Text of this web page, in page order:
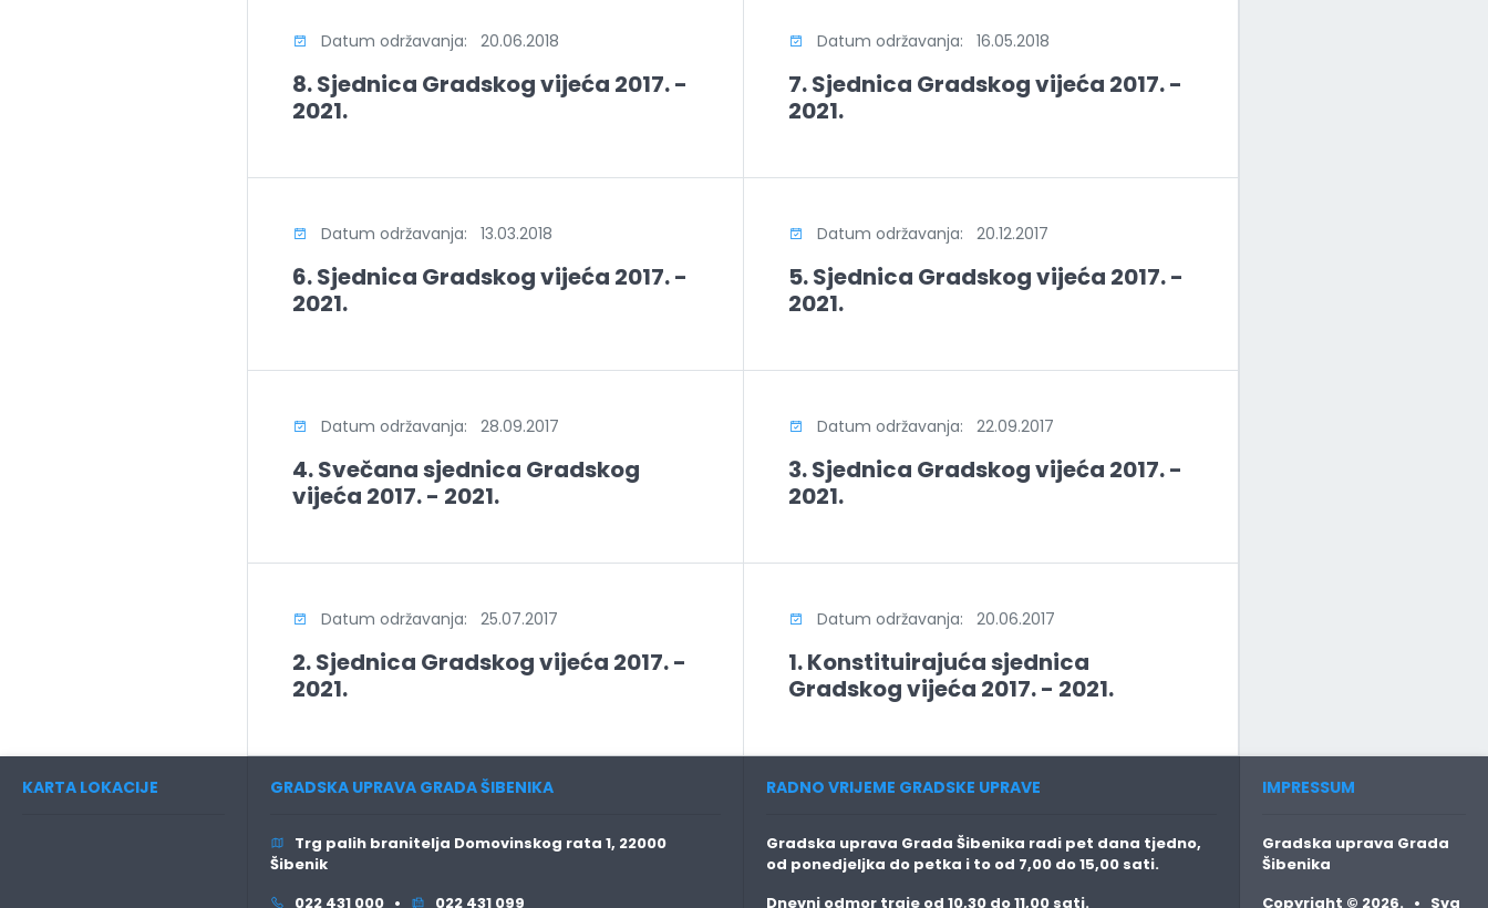
Datum održavanja: 20.06.2018
8. Sjednica Gradskog vijeća 2017. -
2021.
Datum održavanja: 16.05.2018
7. Sjednica Gradskog vijeća 2017. -
2021.
Datum održavanja: 13.03.2018
6. Sjednica Gradskog vijeća 2017. -
2021.
Datum održavanja: 20.12.2017
5. Sjednica Gradskog vijeća 2017. -
2021.
Datum održavanja: 28.09.2017
4. Svečana sjednica Gradskog
vijeća 2017. - 2021.
Datum održavanja: 22.09.2017
3. Sjednica Gradskog vijeća 2017. -
2021.
Datum održavanja: 25.07.2017
2. Sjednica Gradskog vijeća 2017. -
2021.
Datum održavanja: 20.06.2017
1. Konstituirajuća sjednica
Gradskog vijeća 2017. - 2021.
KARTA LOKACIJE GRADSKA UPRAVA GRADA ŠIBENIKA
Trg palih branitelja Domovinskog rata 1, 22000
Šibenik
022 431 000 •
022 431 099
RADNO VRIJEME GRADSKE UPRAVE
Gradska uprava Grada Šibenika radi pet dana tjedno,
od ponedjeljka do petka i to od 7,00 do 15,00 sati.
Dnevni odmor traje od 10,30 do 11,00 sati.
IMPRESSUM
Gradska uprava Grada
Šibenika
Copyright © 2026. • Sva